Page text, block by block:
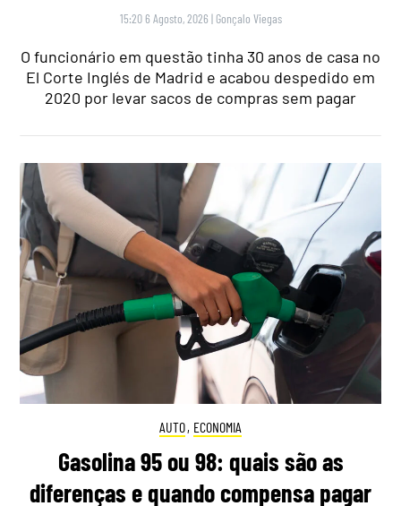
15:20 6 Agosto, 2026 | Gonçalo Viegas
O funcionário em questão tinha 30 anos de casa no
El Corte Inglés de Madrid e acabou despedido em
2020 por levar sacos de compras sem pagar
AUTO, ECONOMIA
Gasolina 95 ou 98: quais são as
diferenças e quando compensa pagar